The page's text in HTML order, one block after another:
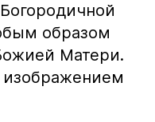
образом
Матери.
изображением